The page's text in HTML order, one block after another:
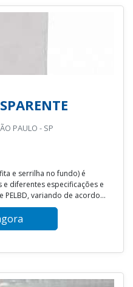
PAULO - SP
e serrilha no fundo) é
diferentes especificações e
PELBD, variando de acordo...